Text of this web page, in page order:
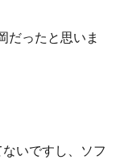
だったと思いま
いですし、ソフ